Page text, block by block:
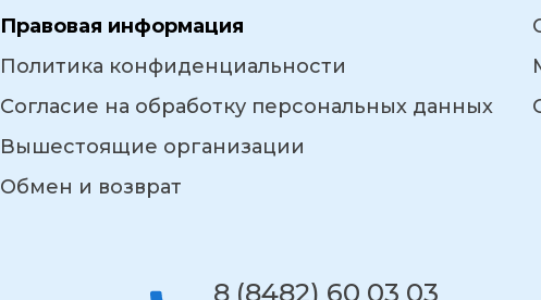
Правовая информация
Политика конфиденциальности
Согласие на обработку персональных данных
Вышестоящие организации
Обмен и возврат
8 (8482) 60 03 03